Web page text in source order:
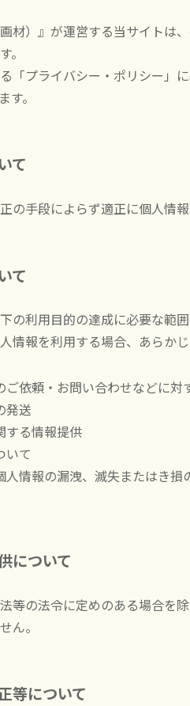
材）』が運営する当サイトは
。
「プライバシー・ポリシー」
。
て
の手段によらず適正に個人情
て
の利用目的の達成に必要な範囲
情報を利用する場合、あらか
ご依頼・お問い合わせなどに
発送
する情報提供
いて
人情報の漏洩、滅失またはき
について
等の法令に定めのある場合を
ん。
等について